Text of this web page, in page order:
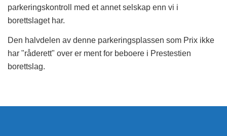
parkeringskontroll med et annet selskap enn vi i
borettslaget har.
Den halvdelen av denne parkeringsplassen som Prix ikke
har "råderett" over er ment for beboere i Prestestien
borettslag.